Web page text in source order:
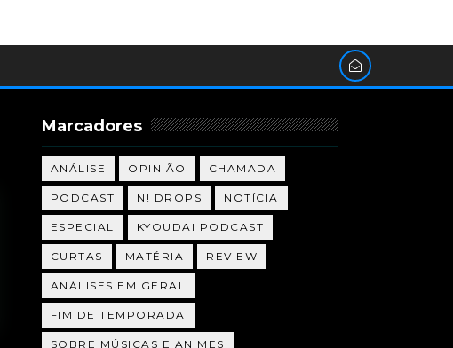
Marcadores
ANÁLISE OPINIÃO CHAMADA
PODCAST N! DROPS NOTÍCIA
ESPECIAL KYOUDAI PODCAST
CURTAS MATÉRIA REVIEW
ANÁLISES EM GERAL
FIM DE TEMPORADA
SOBRE MÚSICAS E ANIMES